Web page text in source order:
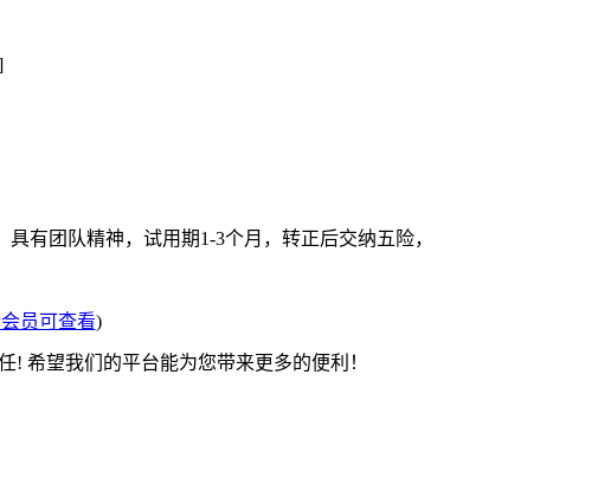
有团队精神，试用期1-3个月，转正后交纳五险，
员可查看)
希望我们的平台能为您带来更多的便利！